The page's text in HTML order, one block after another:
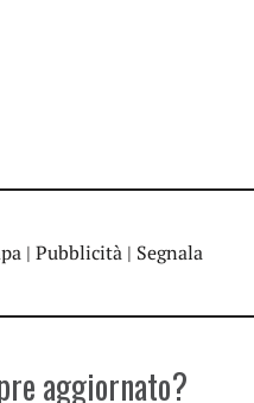
| Pubblicità | Segnala
aggiornato?